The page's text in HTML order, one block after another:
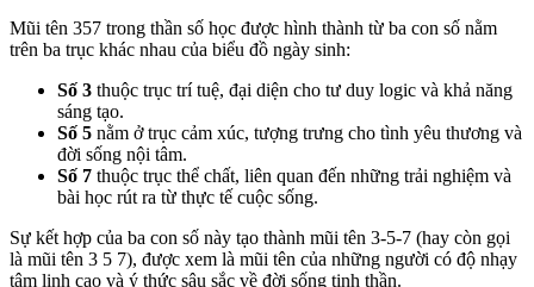
Mũi tên 357 trong thần số học được hình thành từ ba con số nằm
trên ba trục khác nhau của biểu đồ ngày sinh:
Số 3 thuộc trục trí tuệ, đại diện cho tư duy logic và khả năng
sáng tạo.
Số 5 nằm ở trục cảm xúc, tượng trưng cho tình yêu thương và
đời sống nội tâm.
Số 7 thuộc trục thể chất, liên quan đến những trải nghiệm và
bài học rút ra từ thực tế cuộc sống.
Sự kết hợp của ba con số này tạo thành mũi tên 3-5-7 (hay còn gọi
là mũi tên 3 5 7), được xem là mũi tên của những người có độ nhạy
tâm linh cao và ý thức sâu sắc về đời sống tinh thần.